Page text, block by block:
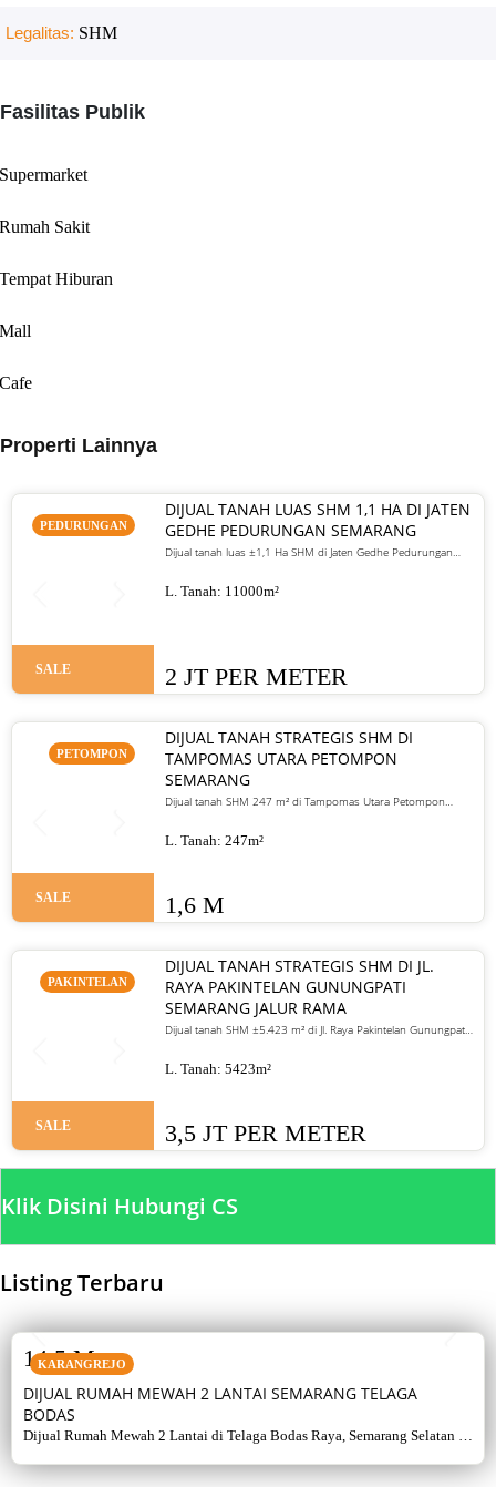
Legalitas: SHM
Fasilitas Publik
Supermarket
Rumah Sakit
Tempat Hiburan
Mall
Cafe
Properti Lainnya
PEDURUNGAN
SALE
DIJUAL TANAH LUAS SHM 1,1 HA DI JATEN
GEDHE PEDURUNGAN SEMARANG
Dijual tanah luas ±1,1 Ha SHM di Jaten Gedhe Pedurungan
Harga 2 juta/meter nego
L. Tanah: 11000m²
2 JT PER METER
PETOMPON
SALE
DIJUAL TANAH STRATEGIS SHM DI
TAMPOMAS UTARA PETOMPON
SEMARANG
Dijual tanah SHM 247 m² di Tampomas Utara Petompon
hunian dan investasi. Harga 1,6 M nego.
L. Tanah: 247m²
1,6 M
PAKINTELAN
SALE
DIJUAL TANAH STRATEGIS SHM DI JL.
RAYA PAKINTELAN GUNUNGPATI
SEMARANG JALUR RAMA
Dijual tanah SHM ±5.423 m² di Jl. Raya Pakintelan Gunungpati
Harga 3,5 juta/meter
L. Tanah: 5423m²
3,5 JT PER METER
Klik Disini Hubungi CS
Listing Terbaru
KARANGREJO
DIJUAL RUMAH MEWAH 2 LANTAI SEMARANG TELAGA
BODAS
Dijual Rumah Mewah 2 Lantai di Telaga Bodas Raya, Semarang Selatan –
listrik 5500 watt, air artetis. Lingkungan asri & strategis.
14,5 M